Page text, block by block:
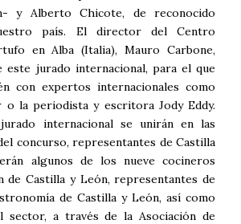
y Alberto Chicote, de reconocido
país. El director del Centro
en Alba (Italia), Mauro Carbone,
este jurado internacional, para el que
con expertos internacionales como
o la periodista y escritora Jody Eddy.
internacional se unirán en las
concurso, representantes de Castilla
algunos de los nueve cocineros
de Castilla y León, representantes de
de Castilla y León, así como
sector, a través de la Asociación de